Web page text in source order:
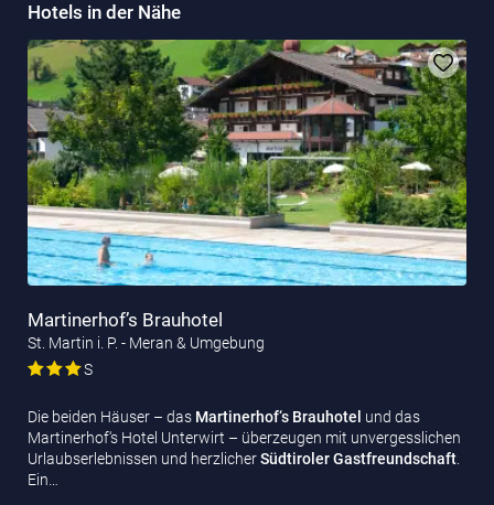
Hotels in der Nähe
Martinerhof’s Brauhotel
St. Martin i. P. - Meran & Umgebung
S
Die beiden Häuser – das Martinerhof‘s Brauhotel und das
Martinerhof‘s Hotel Unterwirt – überzeugen mit unvergesslichen
Urlaubserlebnissen und herzlicherSüdtiroler Gastfreundschaft
Ein…